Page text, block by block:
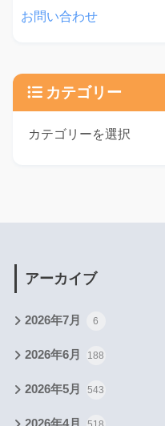
お問い合わせ
カテゴリー
アーカイブ
2026年7月 6
2026年6月 188
2026年5月 543